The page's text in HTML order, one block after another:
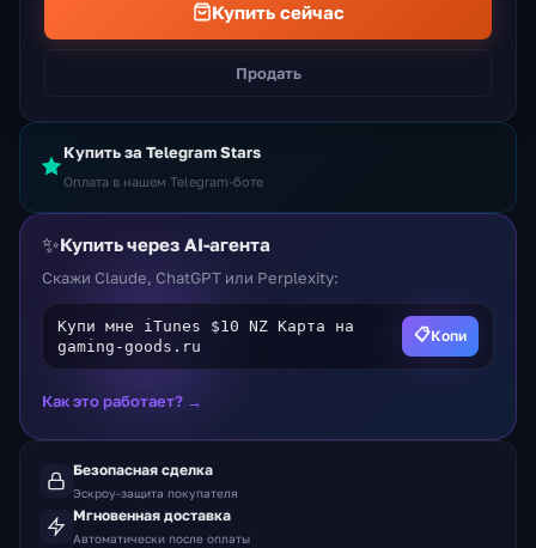
Купить сейчас
Продать
Купить за Telegram Stars
Оплата в нашем Telegram-боте
✨Купить через AI-агента
Скажи Claude, ChatGPT или Perplexity:
Купи мне iTunes $10 NZ Карта на
gaming-goods.ru
📋Копи
Как это работает? →
Безопасная сделка
Эскроу-защита покупателя
Мгновенная доставка
Автоматически после оплаты